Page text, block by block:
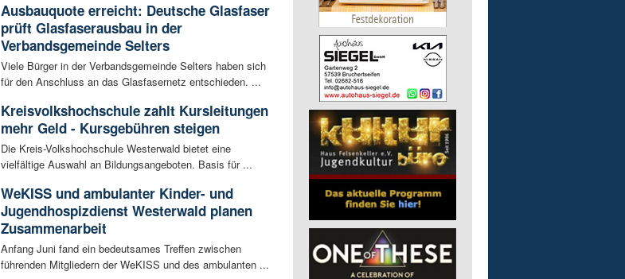
Ausbauquote erreicht: Deutsche Glasfaser
prüft Glasfaserausbau in der
Verbandsgemeinde Selters
Viele Bürger in der Verbandsgemeinde Selters haben sich
für den Anschluss an das Glasfasernetz entschieden. ...
Kreisvolkshochschule zahlt Kursleitungen
mehr Geld - Kursgebühren steigen
Die Kreis-Volkshochschule Westerwald bietet eine
vielfältige Auswahl an Bildungsangeboten. Basis für ...
WeKISS und ambulanter Kinder- und
Jugendhospizdienst Westerwald planen
Zusammenarbeit
Anfang Juni fand ein bedeutsames Treffen zwischen
führenden Mitgliedern der WeKISS und des ambulanten ...